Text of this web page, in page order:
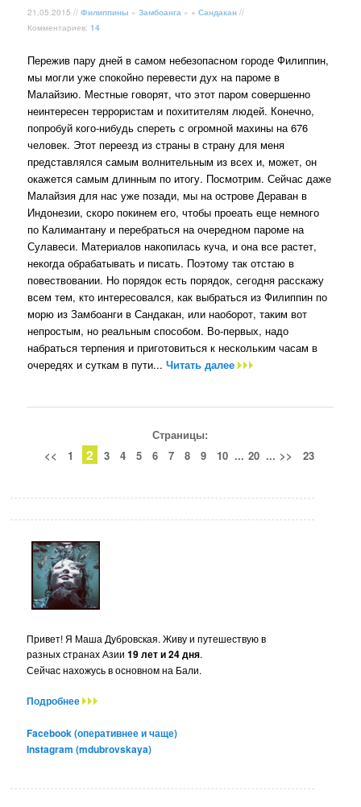
21.05.2015 //Филиппины »Замбоанга » +Сандакан //
Комментариев:14
Пережив пару дней в самом небезопасном городе Филиппин,
мы могли уже спокойно перевести дух на пароме в
Малайзию. Местные говорят, что этот паром совершенно
неинтересен террористам и похитителям людей. Конечно,
попробуй кого-нибудь спереть с огромной махины на 676
человек. Этот переезд из страны в страну для меня
представлялся самым волнительным из всех и, может, он
окажется самым длинным по итогу. Посмотрим. Сейчас даже
Малайзия для нас уже позади, мы на острове Дераван в
Индонезии, скоро покинем его, чтобы проеать еще немного
по Калимантану и перебраться на очередном пароме на
Сулавеси. Материалов накопилась куча, и она все растет,
некогда обрабатывать и писать. Поэтому так отстаю в
повествовании. Но порядок есть порядок, сегодня расскажу
всем тем, кто интересовался, как выбраться из Филиппин по
морю из Замбоанги в Сандакан, или наоборот, таким вот
непростым, но реальным способом. Во-первых, надо
набраться терпения и приготовиться к нескольким часам в
очередях и суткам в пути...Читать далее
Страницы:
<<
1 2 3 4 5 6 7 8 9 10 ... 20 ... >> 23
Привет! Я Маша Дубровская. Живу и путешествую в
разных странах Азии19 лет и 24 дня.
Сейчас нахожусь в основном на Бали.
Подробнее
Facebook (оперативнее и чаще)
Instagram (mdubrovskaya)